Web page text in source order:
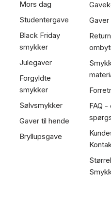
Mors dag
Studentergave
Black Friday
smykker
Julegaver
Forgyldte
smykker
Sølvsmykker
Gaver til hende
Bryllupsgave
FAQ